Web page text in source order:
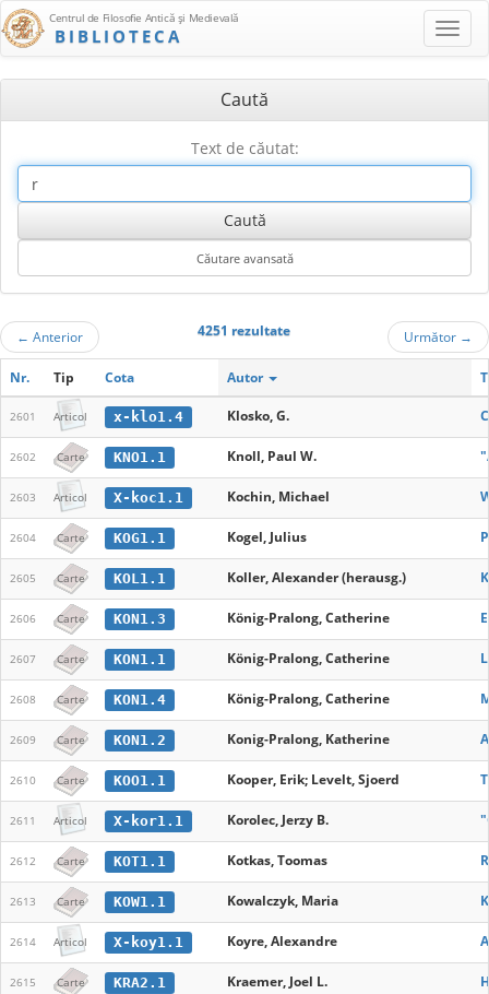
Centrul de Filosofie Antică şi Medievală
BIBLIOTECA
Caută
Text de căutat:
← Anterior 4251 rezultate Următor →
Nr. Tip Cota Autor
2601 Articol x-klo1.4 Klosko, G.
2602 Carte KNO1.1 Knoll, Paul W.
2603 Articol X-koc1.1 Kochin, Michael
2604 Carte KOG1.1 Kogel, Julius
2605 Carte KOL1.1 Koller, Alexander (herausg.)
2606 Carte KON1.3 König-Pralong, Catherine
2607 Carte KON1.1 König-Pralong, Catherine
2608 Carte KON1.4 König-Pralong, Catherine
2609 Carte KON1.2 Konig-Pralong, Katherine
2610 Carte KOO1.1 Kooper, Erik; Levelt, Sjoerd
2611 Articol X-kor1.1 Korolec, Jerzy B.
2612 Carte KOT1.1 Kotkas, Toomas
2613 Carte KOW1.1 Kowalczyk, Maria
2614 Articol X-koy1.1 Koyre, Alexandre
2615 Carte KRA2.1 Kraemer, Joel L.